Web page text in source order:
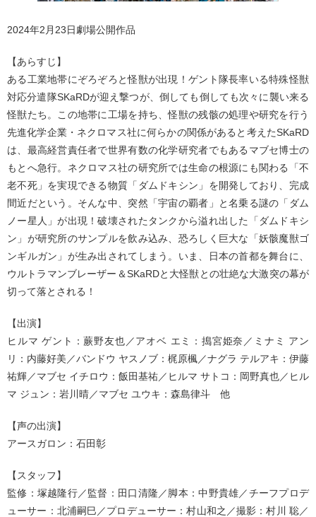
2024年2月23日劇場公開作品
【あらすじ】
ある工業地帯にぞろぞろと怪獣が出現！ゲント隊長率いる特殊怪獣
対応分遣隊SKaRDが迎え撃つが、倒しても倒しても次々に襲い来る
怪獣たち。この地帯に工場を持ち、怪獣の残骸の処理や研究を行う
先進化学企業・ネクロマス社に何らかの関係があると考えたSKaRD
は、最高経営責任者で世界有数の化学研究者でもあるマブセ博士の
もとへ急行。ネクロマス社の研究所では生命の根源にも関わる「不
老不死」を実現できる物質「ダムドキシン」を開発しており、完成
間近だという。そんな中、突然「宇宙の覇者」と名乗る謎の「ダム
ノー星人」が出現！破壊されたタンクから溢れ出した「ダムドキシ
ン」が研究所のサンプルを飲み込み、恐ろしく巨大な「妖骸魔獣ゴ
ンギルガン」が生み出されてしまう。いま、日本の首都を舞台に、
ウルトラマンブレーザー＆SKaRDと大怪獣との壮絶な大激突の幕が
切って落とされる！
【出演】
ヒルマ ゲント：蕨野友也／アオベ エミ：搗宮姫奈／ミナミ アン
リ：内藤好美／バンドウ ヤスノブ：梶原楓／ナグラ テルアキ：伊藤
祐輝／マブセ イチロウ：飯田基祐／ヒルマ サトコ：岡野真也／ヒル
マ ジュン：岩川晴／マブセ ユウキ：森島律斗 他
【声の出演】
アースガロン：石田彰
【スタッフ】
監修：塚越隆行／監督：田口清隆／脚本：中野貴雄／チーフプロデ
ューサー：北浦嗣巳／プロデューサー：村山和之／撮影：村川 聡／